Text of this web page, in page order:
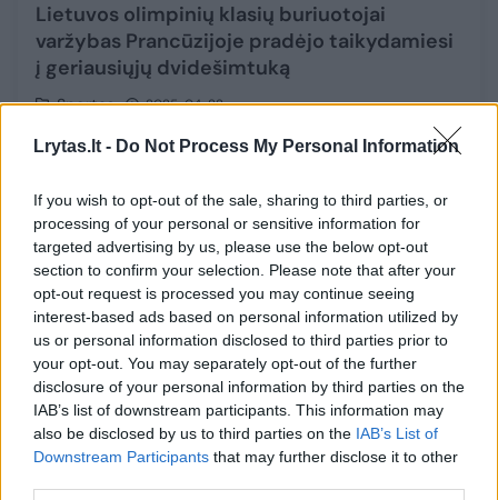
Lrytas.lt - Do Not Process My Personal Information
If you wish to opt-out of the sale, sharing to third parties, or
processing of your personal or sensitive information for
targeted advertising by us, please use the below opt-out
section to confirm your selection. Please note that after your
opt-out request is processed you may continue seeing
interest-based ads based on personal information utilized by
us or personal information disclosed to third parties prior to
your opt-out. You may separately opt-out of the further
disclosure of your personal information by third parties on the
IAB’s list of downstream participants. This information may
also be disclosed by us to third parties on the IAB’s List of
Downstream Participants that may further disclose it to other
Lietuvos olimpinių klasių buriuotojai
varžybas Prancūzijoje pradėjo taikydamiesi
į geriausiųjų dvidešimtuką
Sportas 2025-04-22